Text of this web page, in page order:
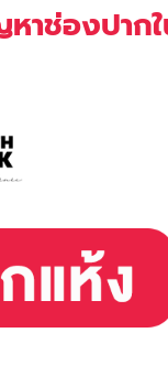
ช่องปากใ